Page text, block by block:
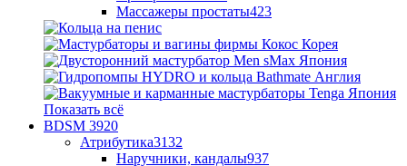
Массажеры простаты423
Показать всё
BDSM 3920
Атрибутика3132
Наручники, кандалы937